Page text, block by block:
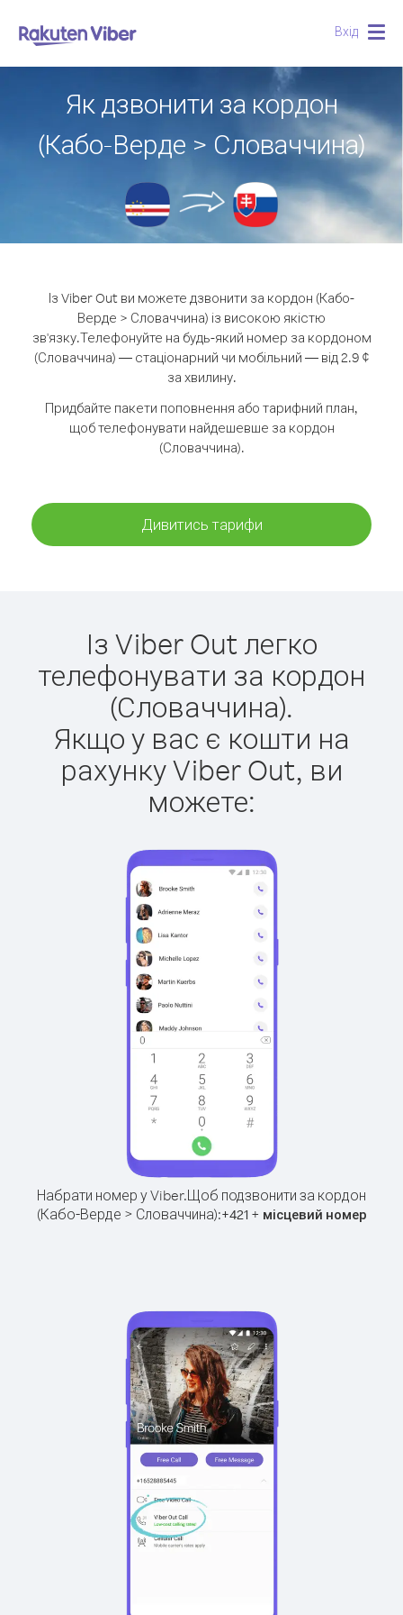
Вхід
Як дзвонити за кордон
(Кабо-Верде > Словаччина)
Із Viber Out ви можете дзвонити за кордон (Кабо-
Верде > Словаччина) із високою якістю
зв'язку.Телефонуйте на будь-який номер за кордоном
(Словаччина) — стаціонарний чи мобільний — від 2.9 ¢
за хвилину.
Придбайте пакети поповнення або тарифний план,
щоб телефонувати найдешевше за кордон
(Словаччина).
Дивитись тарифи
Із Viber Out легко
телефонувати за кордон
(Словаччина).
Якщо у вас є кошти на
рахунку Viber Out, ви
можете:
Набрати номер у Viber.Щоб подзвонити за кордон
(Кабо-Верде > Словаччина):+421+ місцевий номер